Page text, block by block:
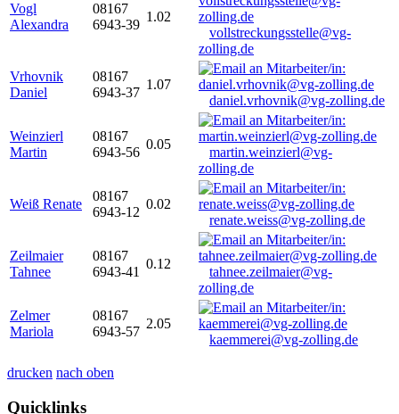
Vogl
Alexandra
08167
6943-39
1.02
vollstreckungsstelle@vg-
zolling.de
Vrhovnik
Daniel
08167
6943-37
1.07
daniel.vrhovnik@vg-zolling.de
Weinzierl
Martin
08167
6943-56
0.05
martin.weinzierl@vg-
zolling.de
Weiß Renate
08167
6943-12
0.02
renate.weiss@vg-zolling.de
Zeilmaier
Tahnee
08167
6943-41
0.12
tahnee.zeilmaier@vg-
zolling.de
Zelmer
Mariola
08167
6943-57
2.05
kaemmerei@vg-zolling.de
drucken nach oben
Quicklinks